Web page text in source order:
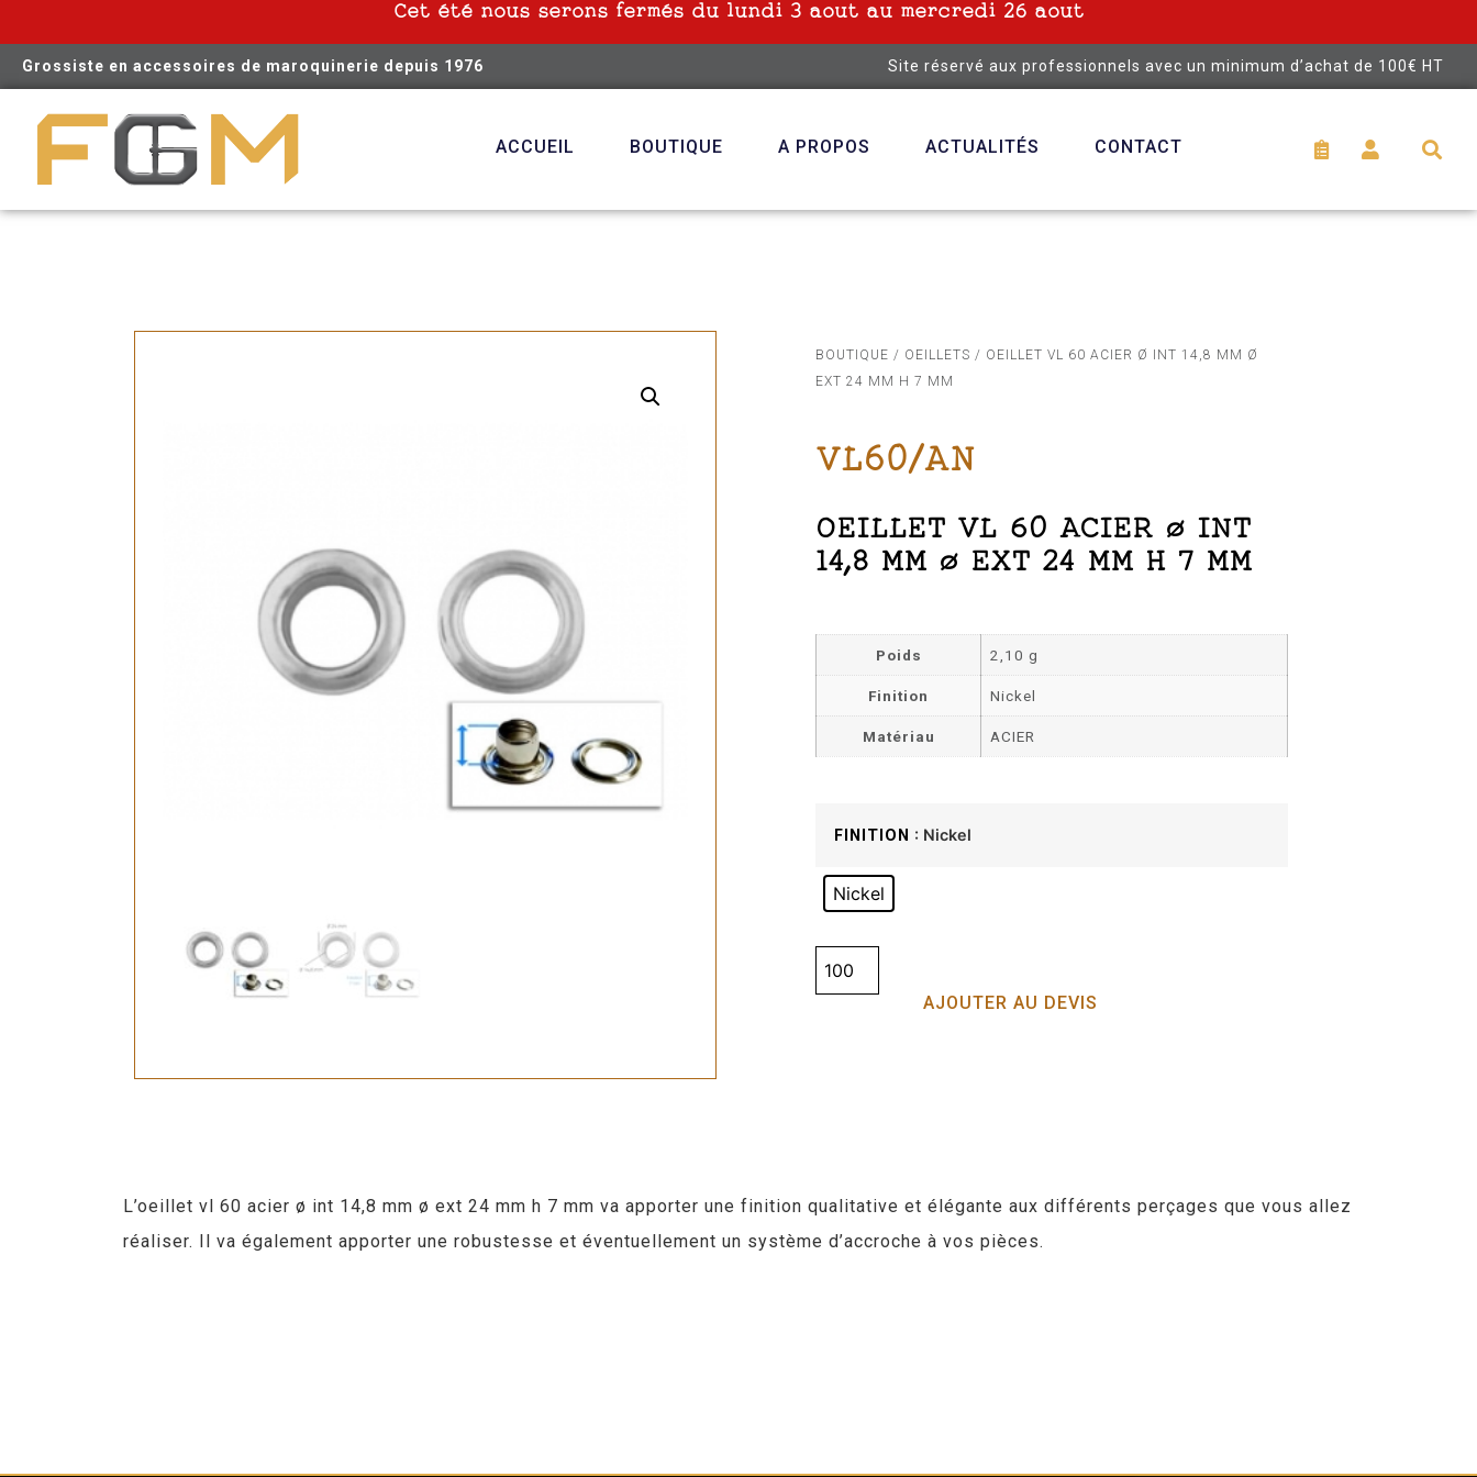
Cet été nous serons fermés du lundi 3 aout au mercredi 26 aout
Grossiste en accessoires de maroquinerie depuis 1976 Site réservé aux professionnels avec un minimum d’achat de 100€ HT
ACCUEIL BOUTIQUE A PROPOS ACTUALITÉS CONTACT
BOUTIQUE / OEILLETS / OEILLET VL 60 ACIER Ø INT 14,8 MM Ø
EXT 24 MM H 7 MM
VL60/AN
OEILLET VL 60 ACIER Ø INT
14,8 MM Ø EXT 24 MM H 7 MM
Poids 2,10 g
Finition Nickel
Matériau ACIER
FINITION : Nickel
Nickel
AJOUTER AU DEVIS
L’oeillet vl 60 acier ø int 14,8 mm ø ext 24 mm h 7 mm va apporter une finition qualitative et élégante aux différents perçages que vous allez
réaliser. Il va également apporter une robustesse et éventuellement un système d’accroche à vos pièces.